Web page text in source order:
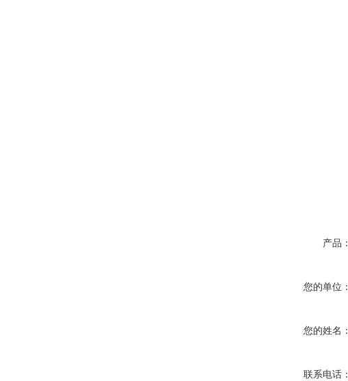
产品：
您的单位：
您的姓名：
联系电话：